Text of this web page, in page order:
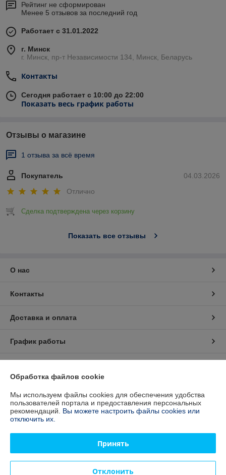
Рейтинг не сформирован
Менее 5 отзывов за последний год
Работает с 31.01.2022
г. Минск
г. Минск, пр-т Независимости 134, Минск, Беларусь
Контакты
Сегодня работает с 10:00 до 22:00
Показать весь график работы
Отзывы о магазине
1 отзыва за всё время
04.03.2026
Покупатель
Отлично
Сделка подтверждена через корзину
Показать все отзывы
О нас
Контакты
Доставка и оплата
График работы
Информация для покупателя
220033 г. Минск, пр-т Партизанский, д.8, к. 3, п.5
Обработка файлов cookie
Мы используем файлы cookies для обеспечения удобства
пользователей портала и предоставления персональных
рекомендаций. Вы можете настроить файлы cookies или
отключить их.
Принять
Отклонить